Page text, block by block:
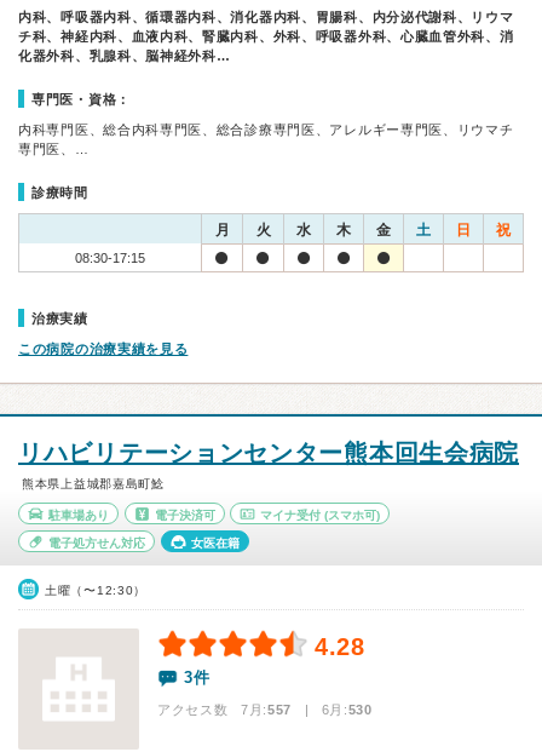
内科、呼吸器内科、循環器内科、消化器内科、胃腸科、内分泌代謝科、リウマ
チ科、神経内科、血液内科、腎臓内科、外科、呼吸器外科、心臓血管外科、消
化器外科、乳腺科、脳神経外科…
専門医・資格：
内科専門医、総合内科専門医、総合診療専門医、アレルギー専門医、リウマチ
専門医、…
診療時間
月 火 水 木 金 土 日 祝
08:30-17:15
治療実績
この病院の治療実績を見る
リハビリテーションセンター熊本回生会病院
熊本県上益城郡嘉島町鯰
駐車場あり 電子決済可 マイナ受付 (スマホ可)
電子処方せん対応 女医在籍
土曜（〜12:30）
4.28
3件
アクセス数 7月:557 | 6月:530